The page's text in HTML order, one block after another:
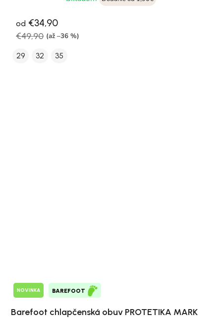
od €34,90
€49,90 (až –36 %)
29 32 35
NOVINKA BAREFOOT
Barefoot chlapčenská obuv PROTETIKA MARK